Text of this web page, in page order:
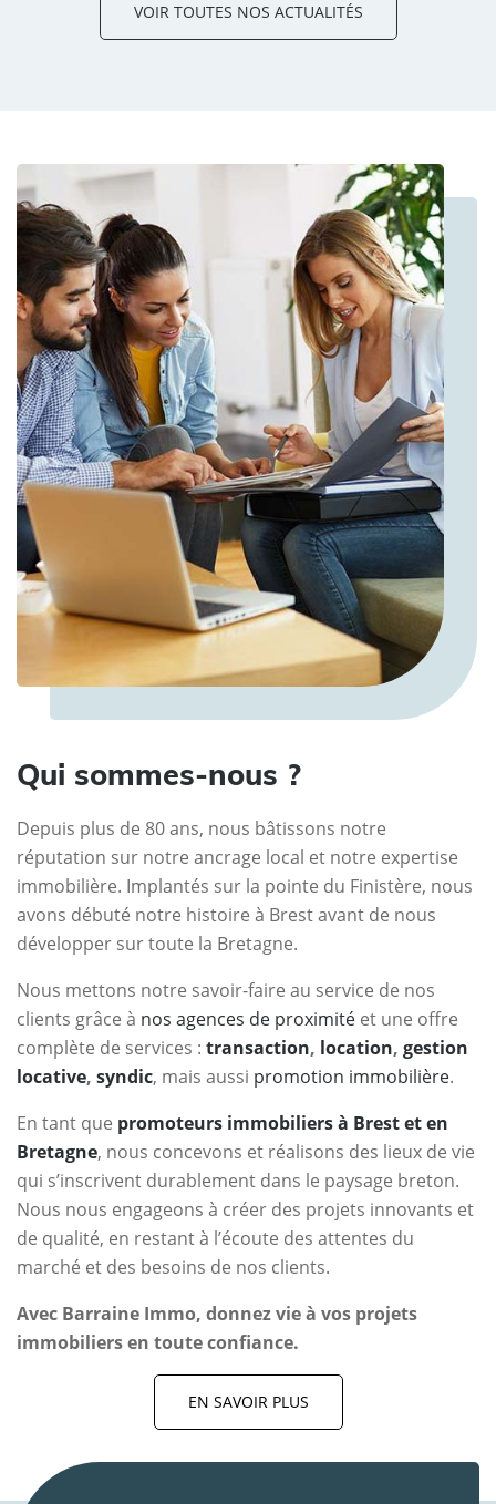
VOIR TOUTES NOS ACTUALITÉS
Qui sommes-nous ?
Depuis plus de 80 ans, nous bâtissons notre
réputation sur notre ancrage local et notre expertise
immobilière. Implantés sur la pointe du Finistère, nous
avons débuté notre histoire à Brest avant de nous
développer sur toute la Bretagne.
Nous mettons notre savoir-faire au service de nos
clients grâce à nos agences de proximité et une offre
complète de services : transaction, location, gestion
locative, syndic, mais aussi promotion immobilière.
En tant que promoteurs immobiliers à Brest et en
Bretagne, nous concevons et réalisons des lieux de vie
qui s’inscrivent durablement dans le paysage breton.
Nous nous engageons à créer des projets innovants et
de qualité, en restant à l’écoute des attentes du
marché et des besoins de nos clients.
Avec Barraine Immo, donnez vie à vos projets
immobiliers en toute confiance.
EN SAVOIR PLUS